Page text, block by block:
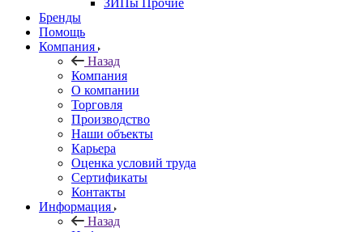
ЗИПы Прочие
Бренды
Помощь
Компания
Назад
Компания
О компании
Торговля
Производство
Наши объекты
Карьера
Оценка условий труда
Сертификаты
Контакты
Информация
Назад